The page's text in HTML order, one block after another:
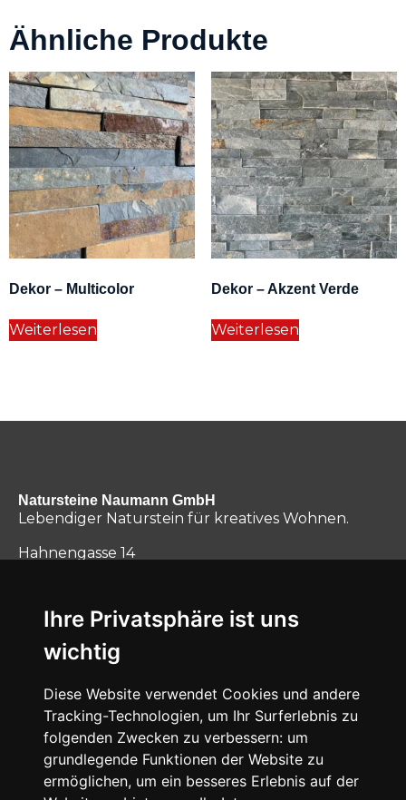
Ihre Privatsphäre ist uns
wichtig
Diese Website verwendet Cookies und andere
Tracking-Technologien, um Ihr Surferlebnis zu
folgenden Zwecken zu verbessern: um
grundlegende Funktionen der Website zu
ermöglichen, um ein besseres Erlebnis auf der
Ähnliche Produkte
Dekor – Multicolor
Weiterlesen
Dekor – Akzent Verde
Weiterlesen
Natursteine Naumann GmbH
Lebendiger Naturstein für kreatives Wohnen.
Hahnengasse 14
Fax: 06556 7640
verkauf@naumann-natursteine.de